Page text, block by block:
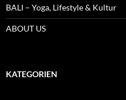
BALI – Yoga, Lifestyle & Kultur
ABOUT US
KATEGORIEN